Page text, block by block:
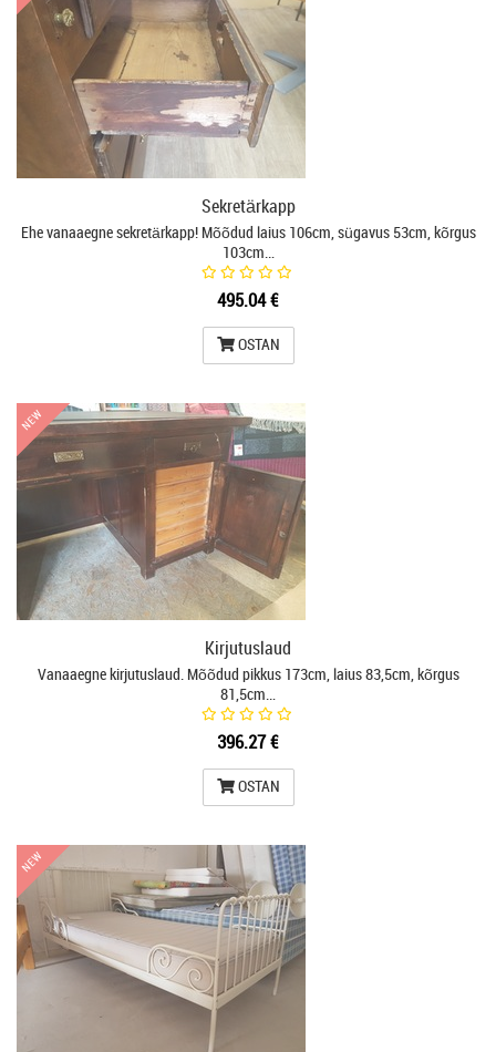
Sekretärkapp
Ehe vanaaegne sekretärkapp! Mõõdud laius 106cm, sügavus 53cm, kõrgus
103cm…
495.04 €
OSTAN
NEW
NEW
Kirjutuslaud
Vanaaegne kirjutuslaud. Mõõdud pikkus 173cm, laius 83,5cm, kõrgus
81,5cm…
396.27 €
OSTAN
NEW
NEW